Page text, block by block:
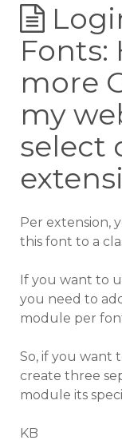
Fonts:
more
my
select
Per extension,
this font to a
If you want to
you need to
module per
So, if you want
create three
module its
KB